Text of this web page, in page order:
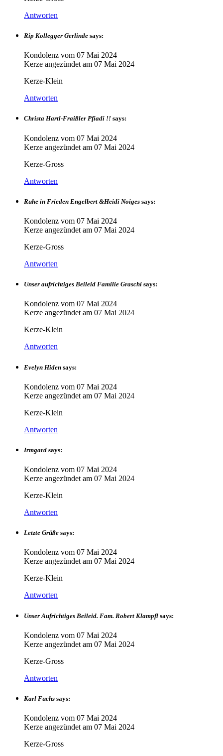
Antworten
Rip Kollegger Gerlinde says:
Kondolenz vom 07 Mai 2024
Kerze angezündet am 07 Mai 2024
Kerze-Klein
Antworten
Christa Hartl-Fraißler Pfiadi !! says:
Kondolenz vom 07 Mai 2024
Kerze angezündet am 07 Mai 2024
Kerze-Gross
Antworten
Ruhe in Frieden Engelbert &Heidi Noiges says:
Kondolenz vom 07 Mai 2024
Kerze angezündet am 07 Mai 2024
Kerze-Gross
Antworten
Unser aufrichtiges Beileid Familie Graschi says:
Kondolenz vom 07 Mai 2024
Kerze angezündet am 07 Mai 2024
Kerze-Klein
Antworten
Evelyn Hiden says:
Kondolenz vom 07 Mai 2024
Kerze angezündet am 07 Mai 2024
Kerze-Klein
Antworten
Irmgard says:
Kondolenz vom 07 Mai 2024
Kerze angezündet am 07 Mai 2024
Kerze-Klein
Antworten
Letzte Grüße says:
Kondolenz vom 07 Mai 2024
Kerze angezündet am 07 Mai 2024
Kerze-Klein
Antworten
Unser Aufrichtiges Beileid. Fam. Robert Klampfl says:
Kondolenz vom 07 Mai 2024
Kerze angezündet am 07 Mai 2024
Kerze-Gross
Antworten
Karl Fuchs says:
Kondolenz vom 07 Mai 2024
Kerze angezündet am 07 Mai 2024
Kerze-Gross